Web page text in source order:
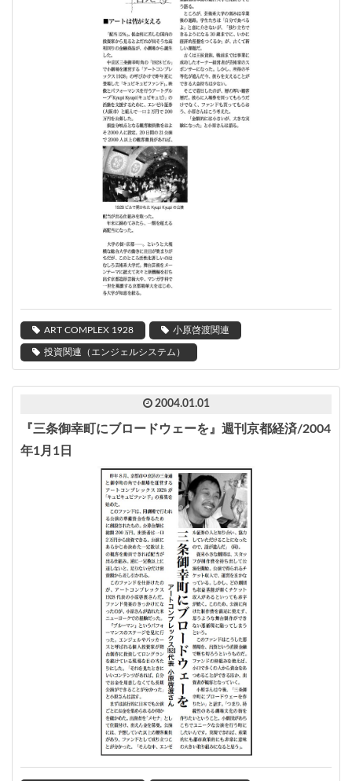
ART COMPLEX 1928 小原啓渡関連
投資関連（エンジェルシステム）
2004.01.01
『三条御幸町にブロードウェーを』週刊京都経済/2004
年1月1日